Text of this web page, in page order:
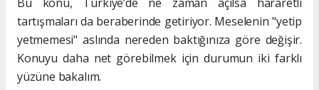
tartışmaları da beraberinde getiriyor. Meselenin "yetip
yetmemesi" aslında nereden baktığınıza göre değişir.
Konuyu daha net görebilmek için durumun iki farklı
yüzüne bakalım.